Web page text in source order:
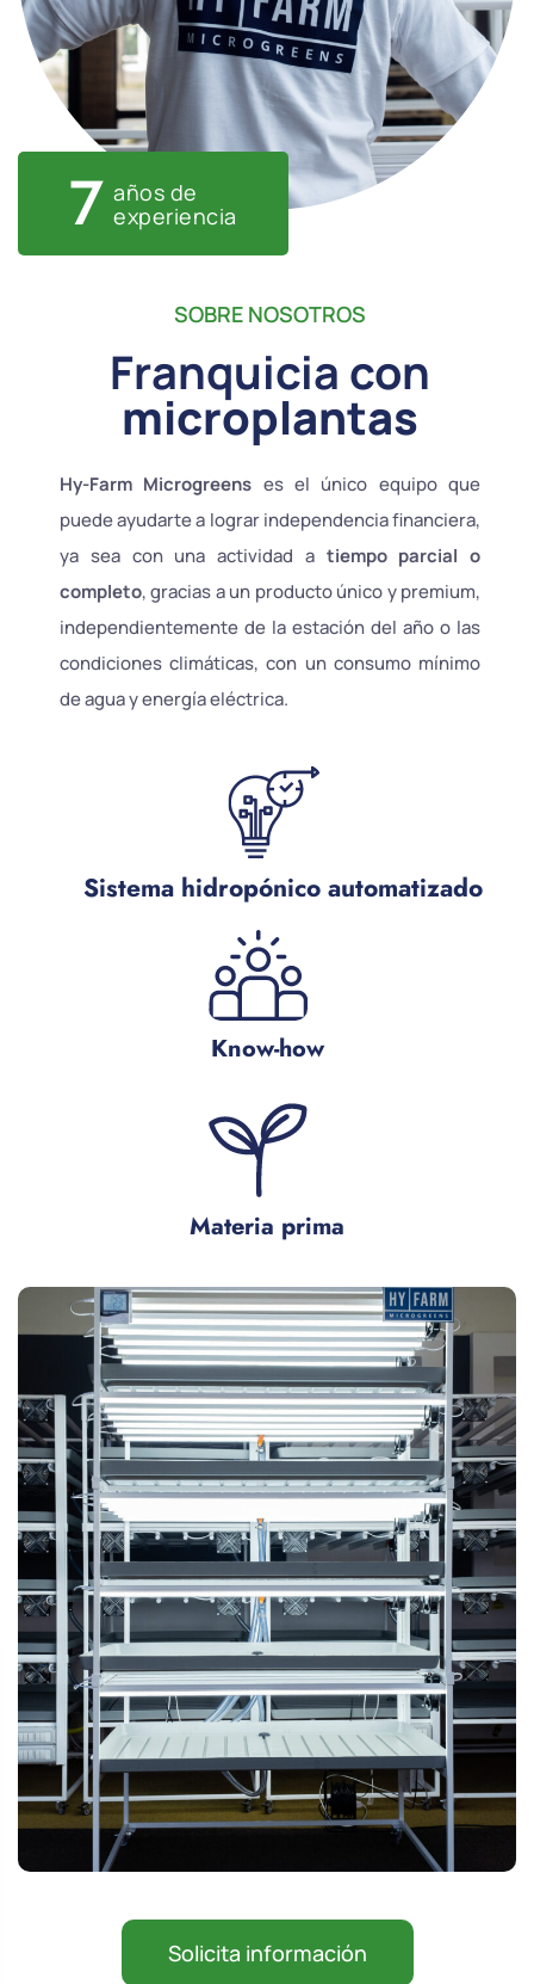
7 años de
experiencia
SOBRE NOSOTROS
Franquicia con
microplantas
Hy-Farm Microgreens es el único equipo que
puede ayudarte a lograr independencia financiera,
ya sea con una actividad a tiempo parcial o
completo, gracias a un producto único y premium,
independientemente de la estación del año o las
condiciones climáticas, con un consumo mínimo
de agua y energía eléctrica.
Sistema hidropónico automatizado
Know-how
Materia prima
Solicita información